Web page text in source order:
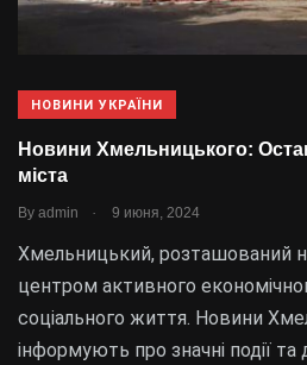
НОВИНИ УКРАЇНИ
Новини Хмельницького:
міста
By admin . 9 июня, 2024
Хмельницький, розташований
центром активного
соціального життя. Новини
інформують про значні події та